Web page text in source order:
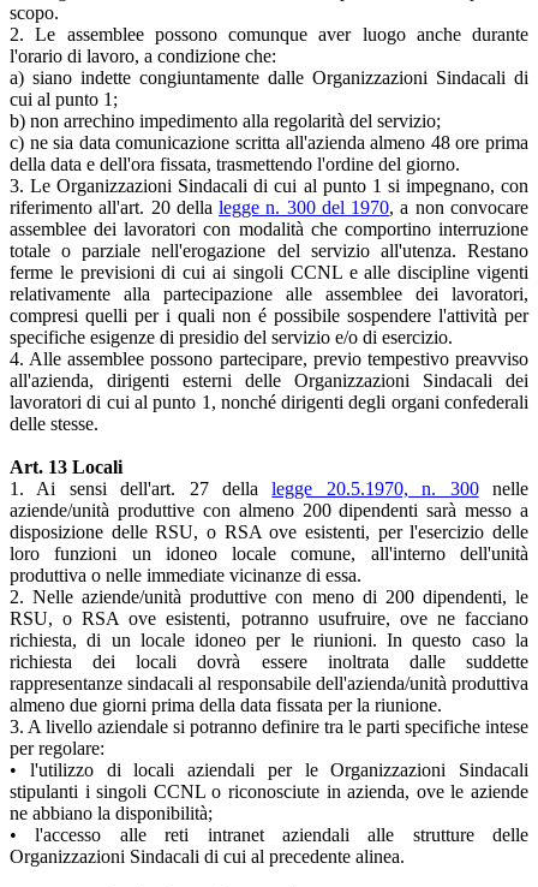
scopo.
2. Le assemblee possono comunque aver luogo anche durante
l'orario di lavoro, a condizione che:
a) siano indette congiuntamente dalle Organizzazioni Sindacali di
cui al punto 1;
b) non arrechino impedimento alla regolarità del servizio;
c) ne sia data comunicazione scritta all'azienda almeno 48 ore prima
della data e dell'ora fissata, trasmettendo l'ordine del giorno.
3. Le Organizzazioni Sindacali di cui al punto 1 si impegnano, con
riferimento all'art. 20 dellalegge n. 300 del 1970, a non convocare
assemblee dei lavoratori con modalità che comportino interruzione
totale o parziale nell'erogazione del servizio all'utenza. Restano
ferme le previsioni di cui ai singoli CCNL e alle discipline vigenti
relativamente alla partecipazione alle assemblee dei lavoratori,
compresi quelli per i quali non é possibile sospendere l'attività per
specifiche esigenze di presidio del servizio e/o di esercizio.
4. Alle assemblee possono partecipare, previo tempestivo preavviso
all'azienda, dirigenti esterni delle Organizzazioni Sindacali dei
lavoratori di cui al punto 1, nonché dirigenti degli organi confederali
delle stesse.
Art. 13 Locali
1. Ai sensi dell'art. 27 dellalegge 20.5.1970, n. 300nelle
aziende/unità produttive con almeno 200 dipendenti sarà messo a
disposizione delle RSU, o RSA ove esistenti, per l'esercizio delle
loro funzioni un idoneo locale comune, all'interno dell'unità
produttiva o nelle immediate vicinanze di essa.
2. Nelle aziende/unità produttive con meno di 200 dipendenti, le
RSU, o RSA ove esistenti, potranno usufruire, ove ne facciano
richiesta, di un locale idoneo per le riunioni. In questo caso la
richiesta dei locali dovrà essere inoltrata dalle suddette
rappresentanze sindacali al responsabile dell'azienda/unità produttiva
almeno due giorni prima della data fissata per la riunione.
3. A livello aziendale si potranno definire tra le parti specifiche intese
per regolare:
• l'utilizzo di locali aziendali per le Organizzazioni Sindacali
stipulanti i singoli CCNL o riconosciute in azienda, ove le aziende
ne abbiano la disponibilità;
• l'accesso alle reti intranet aziendali alle strutture delle
Organizzazioni Sindacali di cui al precedente alinea.